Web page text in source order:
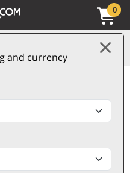
and currency
0